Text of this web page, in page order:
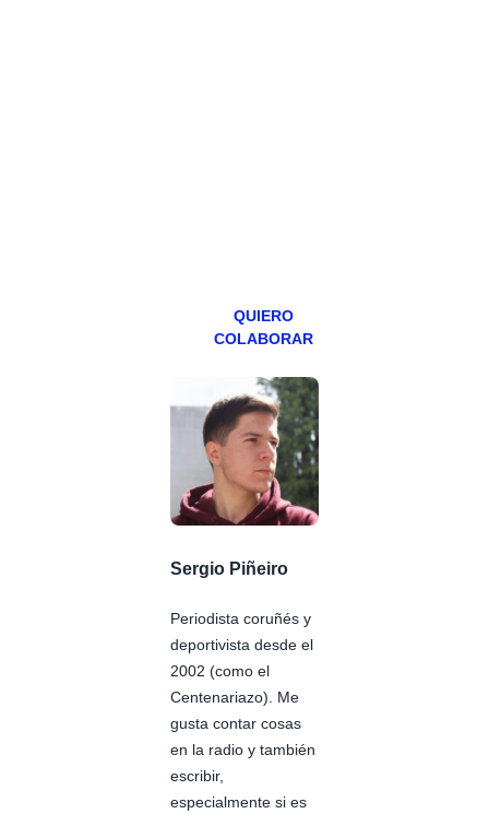
QUIERO
COLABORAR
Sergio Piñeiro
Periodista coruñés y
deportivista desde el
2002 (como el
Centenariazo). Me
gusta contar cosas
en la radio y también
escribir,
especialmente si es